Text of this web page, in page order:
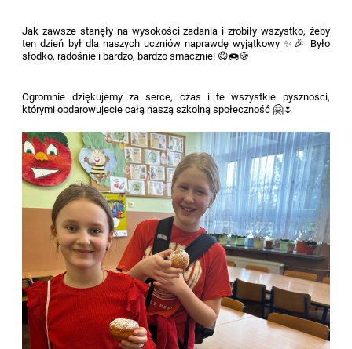
Jak zawsze stanęły na wysokości zadania i zrobiły wszystko, żeby
ten dzień był dla naszych uczniów naprawdę wyjątkowy ✨🎉 Było
słodko, radośnie i bardzo, bardzo smacznie! 😋🍩🍪
Ogromnie dziękujemy za serce, czas i te wszystkie pyszności,
którymi obdarowujecie całą naszą szkolną społeczność 🤗🌷